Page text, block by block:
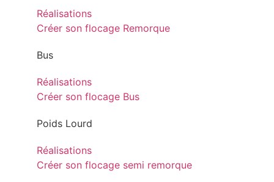
Réalisations
Créer son flocage Remorque
Bus
Réalisations
Créer son flocage Bus
Poids Lourd
Réalisations
Créer son flocage semi remorque